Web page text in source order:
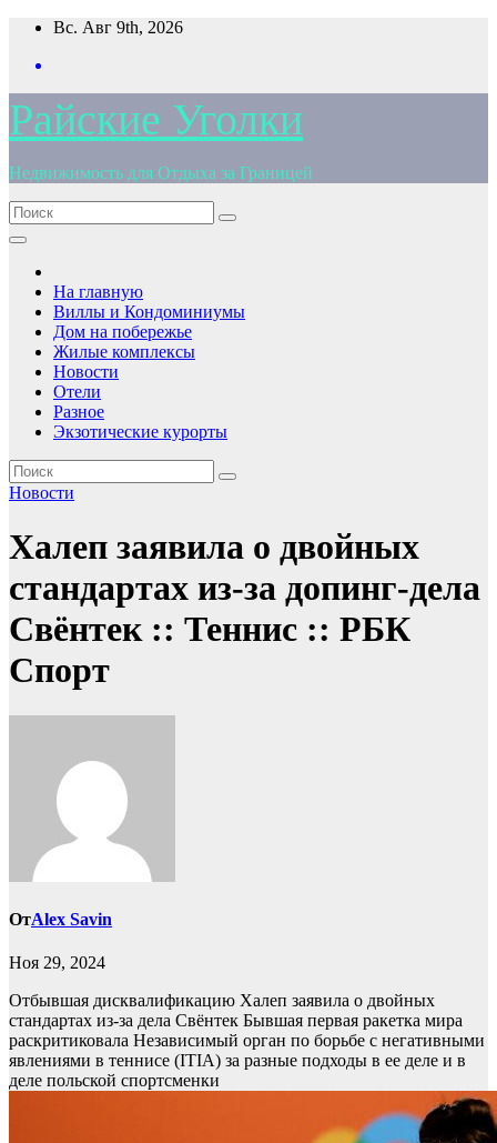
Перейти
содержимому
Вс. Авг 9th, 2026
Райские Уголки
Недвижимость для Отдыха за Границей
На главную
Виллы и Кондоминиумы
Дом на побережье
Жилые комплексы
Новости
Отели
Разное
Экзотические курорты
Новости
Халеп заявила о двойных
стандартах из-за допинг-дела
Свёнтек :: Теннис :: РБК
Спорт
ОтAlex Savin
Ноя 29, 2024
Отбывшая дисквалификацию Халеп заявила о двойных
стандартах из-за дела Свёнтек Бывшая первая ракетка мира
раскритиковала Независимый орган по борьбе с негативными
явлениями в теннисе (ITIA) за разные подходы в ее деле и в
деле польской спортсменки